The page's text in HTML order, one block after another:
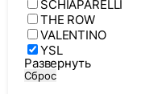
SCHIAPARELLI
THE ROW
VALENTINO
YSL
Развернуть
Сброс